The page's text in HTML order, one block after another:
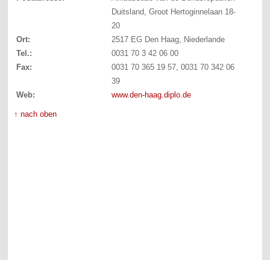
Duitsland, Groot Hertoginnelaan 18-
20
Ort:
2517 EG Den Haag, Niederlande
Tel.:
0031 70 3 42 06 00
Fax:
0031 70 365 19 57, 0031 70 342 06
39
Web:
www.den-haag.diplo.de
↑ nach oben